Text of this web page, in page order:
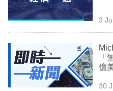
理
業
科
3
「
億
30